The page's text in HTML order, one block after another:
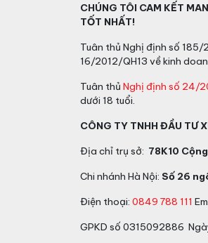
CHÚNG TÔI CAM KẾT
TỐT NHẤT!
Tuân thủ Nghị định số
16/2012/QH13 về kinh
Tuân thủ Nghị định số 24/
dưới 18 tuổi.
CÔNG TY TNHH ĐẦU TƯ
Địa chỉ trụ sở: 78K10
Chi nhánh Hà Nội: Số 26
Điện thoại: 0849 788 111
GPKD số 0315092886